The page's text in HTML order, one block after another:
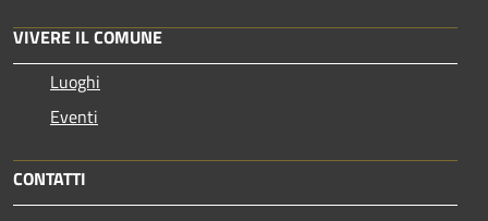
VIVERE IL COMUNE
Luoghi
Eventi
CONTATTI